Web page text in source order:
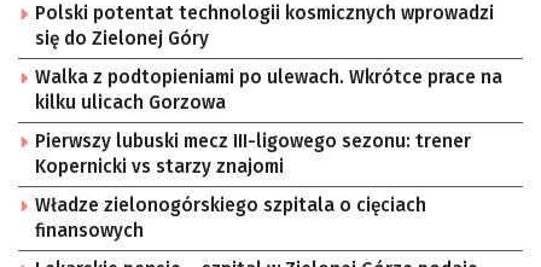
Polski potentat technologii kosmicznych wprowadzi
się do Zielonej Góry
Walka z podtopieniami po ulewach. Wkrótce prace na
kilku ulicach Gorzowa
Pierwszy lubuski mecz III-ligowego sezonu: trener
Kopernicki vs starzy znajomi
Władze zielonogórskiego szpitala o cięciach
finansowych